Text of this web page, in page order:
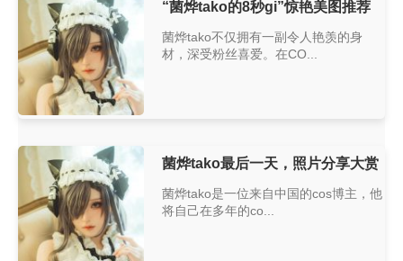
“菌烨tako的8秒gi”惊艳美图推荐
菌烨tako不仅拥有一副令人艳羡的身
材，深受粉丝喜爱。在CO...
菌烨tako最后一天，照片分享大赏
菌烨tako是一位来自中国的cos博主，他
将自己在多年的co...